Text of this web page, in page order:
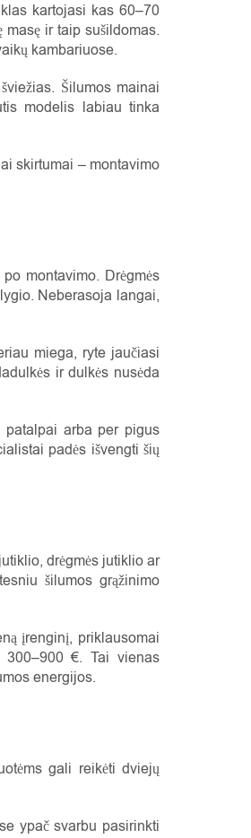
kartojasi kas 60–70
ir taip sušildomas.
kambariuose.
Šilumos mainai
modelis labiau tinka
skirtumai – montavimo
montavimo. Drėgmės
Neberasoja langai,
miega, ryte jaučiasi
ir dulkės nusėda
patalpai arba per pigus
padės išvengti šių
drėgmės jutiklio ar
šilumos grąžinimo
įrenginį, priklausomai
300–900 €. Tai vienas
energijos.
gali reikėti dviejų
ypač svarbu pasirinkti